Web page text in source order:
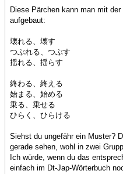
Diese Pärchen kann man mit
aufgebaut:
壊れる、壊す
つぶれる、つぶす
揺れる、揺らす
終わる、終える
始まる、始める
乗る、乗せる
ひらく、ひらける
Siehst du ungefähr ein Muster?
gerade sehen, wohl in zwei
Ich würde, wenn du das
einfach im Dt-Jap-Wörterbuch